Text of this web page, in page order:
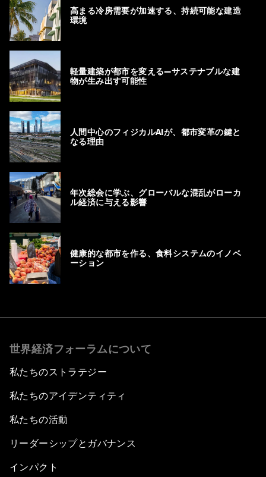
高まる冷房需要が加速する、持続可能な建造
環境
軽量建築が都市を変える―サステナブルな建
物が生み出す可能性
人間中心のフィジカルAIが、都市変革の鍵と
なる理由
年次総会に学ぶ、グローバルな混乱がローカ
ル経済に与える影響
健康的な都市を作る、食料システムのイノベ
ーション
世界経済フォーラムについて
私たちのストラテジー
私たちのアイデンティティ
私たちの活動
リーダーシップとガバナンス
インパクト